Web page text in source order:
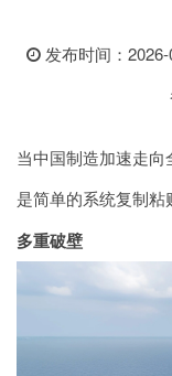
发布时间：2026-
当中国制造加速走
是简单的系统复制粘
多重破壁